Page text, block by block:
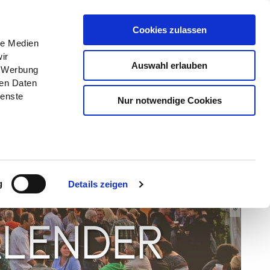
Medien
Daten
Details zeigen
Cookies zulassen
Auswahl erlauben
Nur notwendige Cookies
Erlebnisse Buchen